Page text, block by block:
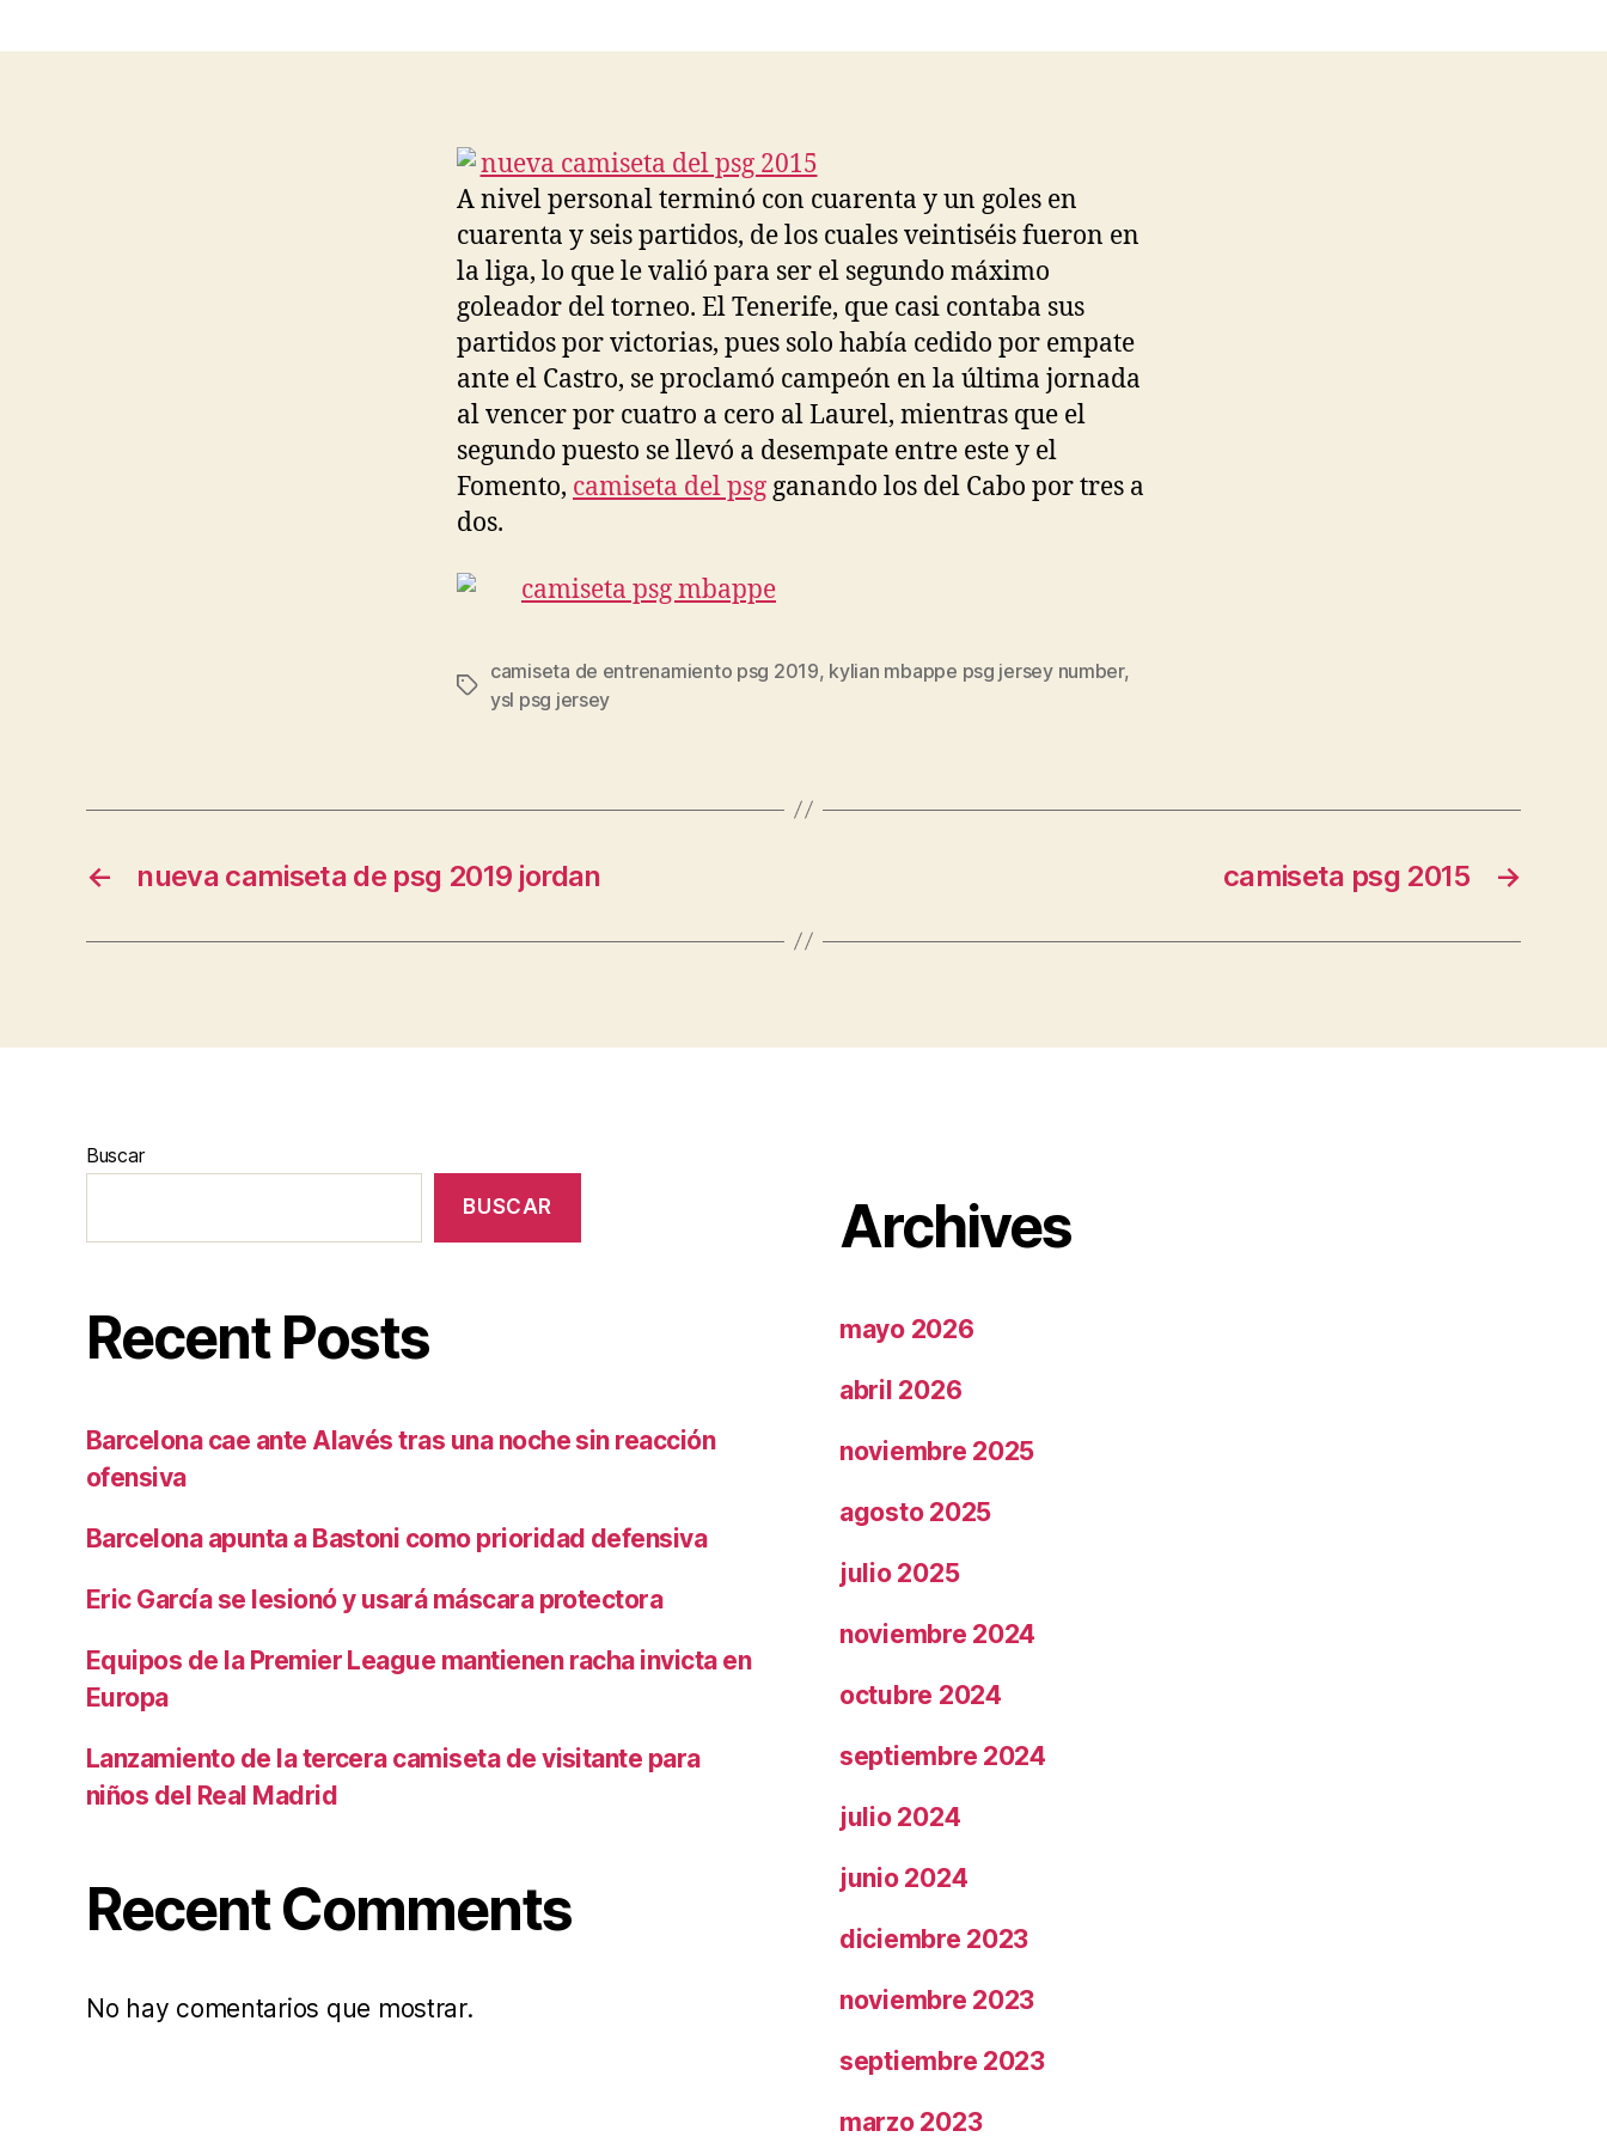
A nivel personal terminó con cuarenta y un goles en
cuarenta y seis partidos, de los cuales veintiséis fueron en
la liga, lo que le valió para ser el segundo máximo
goleador del torneo. El Tenerife, que casi contaba sus
partidos por victorias, pues solo había cedido por empate
ante el Castro, se proclamó campeón en la última jornada
al vencer por cuatro a cero al Laurel, mientras que el
segundo puesto se llevó a desempate entre este y el
Fomento, camiseta del psg ganando los del Cabo por tres a
dos.
Etiquetas
camiseta de entrenamiento psg 2019, kylian mbappe psg jersey number,
ysl psg jersey
← nueva camiseta de psg 2019 jordan →
camiseta psg 2015
Buscar
BUSCAR
Recent Posts
Barcelona cae ante Alavés tras una noche sin reacción
ofensiva
Barcelona apunta a Bastoni como prioridad defensiva
Eric García se lesionó y usará máscara protectora
Equipos de la Premier League mantienen racha invicta en
Europa
Lanzamiento de la tercera camiseta de visitante para
niños del Real Madrid
Recent Comments
No hay comentarios que mostrar.
Archives
mayo 2026
abril 2026
noviembre 2025
agosto 2025
julio 2025
noviembre 2024
octubre 2024
septiembre 2024
julio 2024
junio 2024
diciembre 2023
noviembre 2023
septiembre 2023
marzo 2023